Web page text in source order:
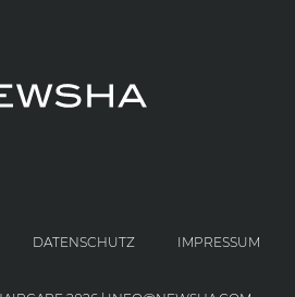
DATENSCHUTZ IMPRESSUM